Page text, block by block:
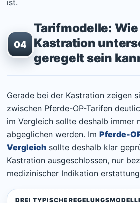
ist.
04
Tarifmodelle: Wie
Kastration
geregelt sein
Gerade bei der Kastration zeigen
zwischen Pferde-OP-Tarifen
im Vergleich sollte deshalb immer
abgeglichen werden. Im Pferde-
Vergleich sollte deshalb klar
Kastration ausgeschlossen, nur
medizinischer Indikation
DREI TYPISCHE